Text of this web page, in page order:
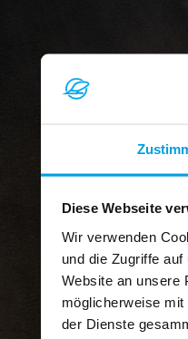
Diese Webseite
Wir verwenden
und die Zugriffe
Website an unsere
möglicherweise
der Dienste